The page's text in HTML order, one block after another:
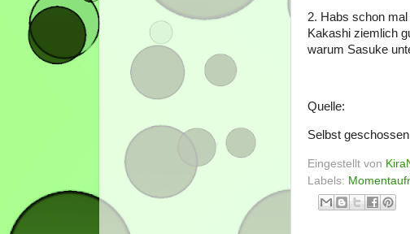
2. Habs schon
Kakashi ziemlich
warum Sasuke
Quelle:
Selbst geschossen
Eingestellt von
Labels: